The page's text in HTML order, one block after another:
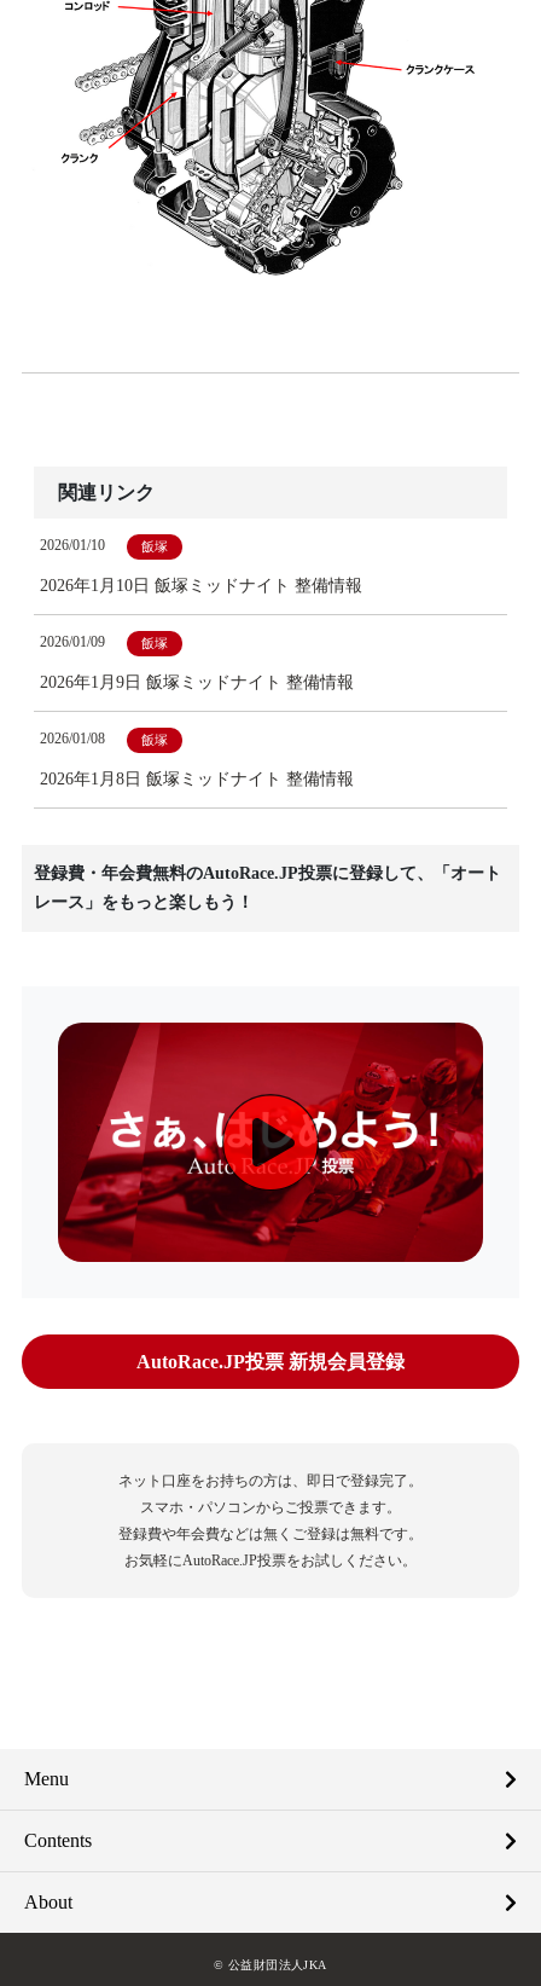
関連リンク
2026/01/10 飯塚
2026年1月10日 飯塚ミッドナイト 整備情報
2026/01/09 飯塚
2026年1月9日 飯塚ミッドナイト 整備情報
2026/01/08 飯塚
2026年1月8日 飯塚ミッドナイト 整備情報
登録費・年会費無料のAutoRace.JP投票に登録して、「オート
レース」をもっと楽しもう！
AutoRace.JP投票 新規会員登録
ネット口座をお持ちの方は、即日で登録完了。
スマホ・パソコンからご投票できます。
登録費や年会費などは無くご登録は無料です。
お気軽にAutoRace.JP投票をお試しください。
Menu
Contents
About
© 公益財団法人JKA